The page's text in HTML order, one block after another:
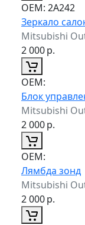
ОЕМ: 2A242
Зеркало
Mitsubishi
2 000р.
ОЕМ:
Блок
Mitsubishi
2 000р.
ОЕМ:
Лямбда зонд
Mitsubishi
2 000р.